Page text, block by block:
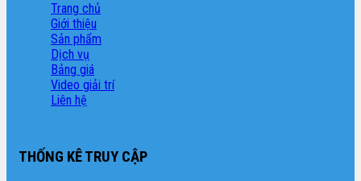
Trang chủ
Giới thiệu
Sản phẩm
Dịch vụ
Bảng giá
Video giải trí
Liên hệ
THỐNG KÊ TRUY CẬP